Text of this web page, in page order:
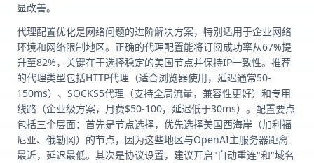
显改善。
代理配置优化是网络问题的进阶解决方案，特别适用于企业网络
环境和网络限制地区。正确的代理配置能将订阅成功率从67%提
升至82%，关键在于选择稳定的美国节点并保持IP一致性。推荐
的代理类型包括HTTP代理（适合浏览器使用，延迟通常50-
150ms）、SOCKS5代理（支持全局流量，兼容性更好）和专用
线路（企业级方案，月费$50-100，延迟低于30ms）。配置要点
包括三个层面：首先是节点选择，优先选择美国西海岸（加利福
尼亚、俄勒冈）的节点，因为这些地区与OpenAI主服务器距离
最近，延迟最低。其次是协议设置，建议开启"自动重连"和"域名